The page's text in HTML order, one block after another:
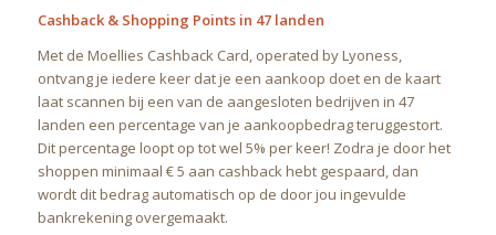
Cashback & Shopping Points in 47 landen
Met de Moellies Cashback Card, operated by Lyoness,
ontvang je iedere keer dat je een aankoop doet en de kaart
laat scannen bij een van de aangesloten bedrijven in 47
landen een percentage van je aankoopbedrag teruggestort.
Dit percentage loopt op tot wel 5% per keer! Zodra je door het
shoppen minimaal € 5 aan cashback hebt gespaard, dan
wordt dit bedrag automatisch op de door jou ingevulde
bankrekening overgemaakt.